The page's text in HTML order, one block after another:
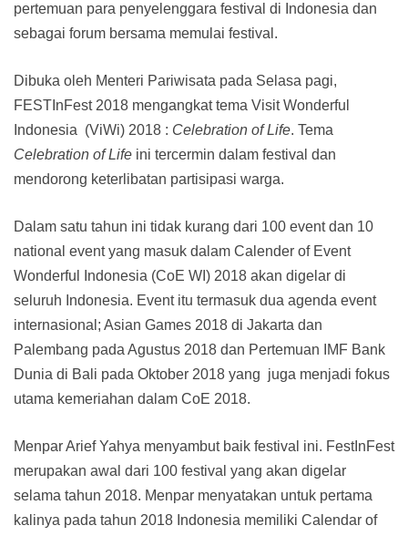
pertemuan para penyelenggara festival di Indonesia dan
sebagai forum bersama memulai festival.
Dibuka oleh Menteri Pariwisata pada Selasa pagi,
FESTInFest 2018 mengangkat tema Visit Wonderful
Indonesia (ViWi) 2018 : Celebration of Life. Tema
Celebration of Life ini tercermin dalam festival dan
mendorong keterlibatan partisipasi warga.
Dalam satu tahun ini tidak kurang dari 100 event dan 10
national event yang masuk dalam Calender of Event
Wonderful Indonesia (CoE WI) 2018 akan digelar di
seluruh Indonesia. Event itu termasuk dua agenda event
internasional; Asian Games 2018 di Jakarta dan
Palembang pada Agustus 2018 dan Pertemuan IMF Bank
Dunia di Bali pada Oktober 2018 yang juga menjadi fokus
utama kemeriahan dalam CoE 2018.
Menpar Arief Yahya menyambut baik festival ini. FestInFest
merupakan awal dari 100 festival yang akan digelar
selama tahun 2018. Menpar menyatakan untuk pertama
kalinya pada tahun 2018 Indonesia memiliki Calendar of